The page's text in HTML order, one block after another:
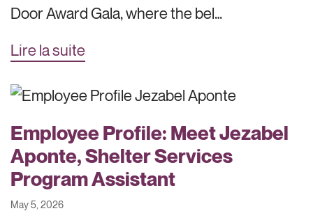
Door Award Gala, where the bel…
Lire la suite
Employee Profile: Meet Jezabel
Aponte, Shelter Services
Program Assistant
May 5, 2026